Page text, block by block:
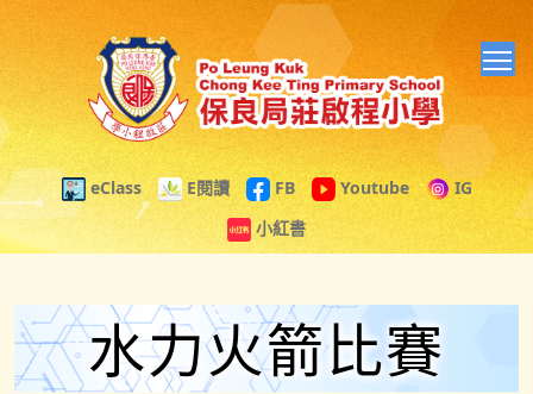
eClass E閱讀 FB Youtube
IG
小紅書
水力火箭比賽